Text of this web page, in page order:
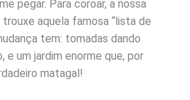
pegar. Para coroar, a nossa
aquela famosa “lista de
tem: tomadas dando
e um jardim enorme que, por
matagal!